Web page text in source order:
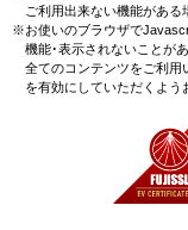
ご利用出来ない機能がある
※お使いのブラウザで
機能･表示されないことがあ
全てのコンテンツをご利用
を有効にしていただくよう